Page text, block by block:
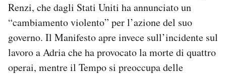
AREA PERSONALE
Area Personale
Newsletter
Notifiche mobile
Renzi, che dagli Stati Uniti ha annunciato un
“cambiamento violento” per l’azione del suo
governo. Il Manifesto apre invece sull’incidente sul
lavoro a Adria che ha provocato la morte di quattro
operai, mentre il Tempo si preoccupa delle